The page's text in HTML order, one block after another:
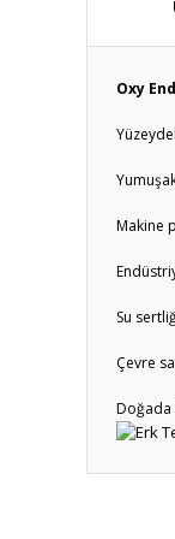
Oxy
Makine
Su
Çevre
Doğada